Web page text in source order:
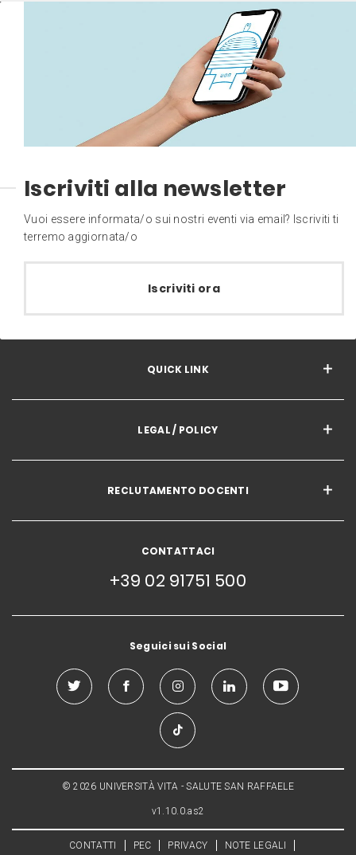
Iscriviti alla newsletter
Vuoi essere informata/o sui nostri eventi via email? Iscriviti ti
terremo aggiornata/o
Iscriviti ora
QUICK LINK
LEGAL / POLICY
RECLUTAMENTO DOCENTI
CONTATTACI
+39 02 91751 500
Seguici sui Social
© 2026 UNIVERSITÀ VITA - SALUTE SAN RAFFAELE
v1.10.0.as2
CONTATTI PEC PRIVACY NOTE LEGALI